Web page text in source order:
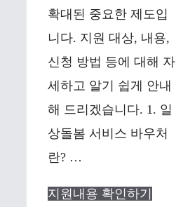
확대된 중요한 제도입
니다. 지원 대상, 내용,
신청 방법 등에 대해 자
세하고 알기 쉽게 안내
해 드리겠습니다. 1. 일
상돌봄 서비스 바우처
란? …
지원내용 확인하기